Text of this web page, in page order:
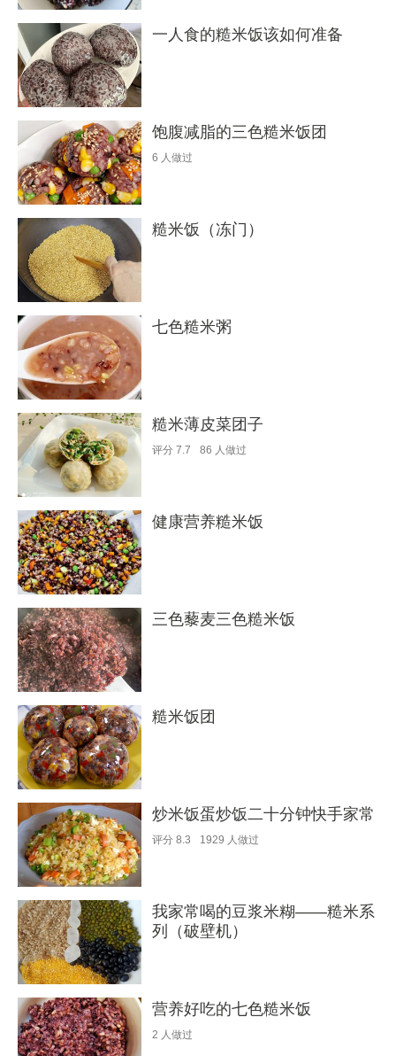
一人食的糙米饭该如何准备
饱腹减脂的三色糙米饭团
6 人做过
糙米饭（冻门）
七色糙米粥
糙米薄皮菜团子
评分 7.7 86 人做过
健康营养糙米饭
三色藜麦三色糙米饭
糙米饭团
炒米饭蛋炒饭二十分钟快手家常
评分 8.3 1929 人做过
我家常喝的豆浆米糊——糙米系
列（破壁机）
营养好吃的七色糙米饭
2 人做过